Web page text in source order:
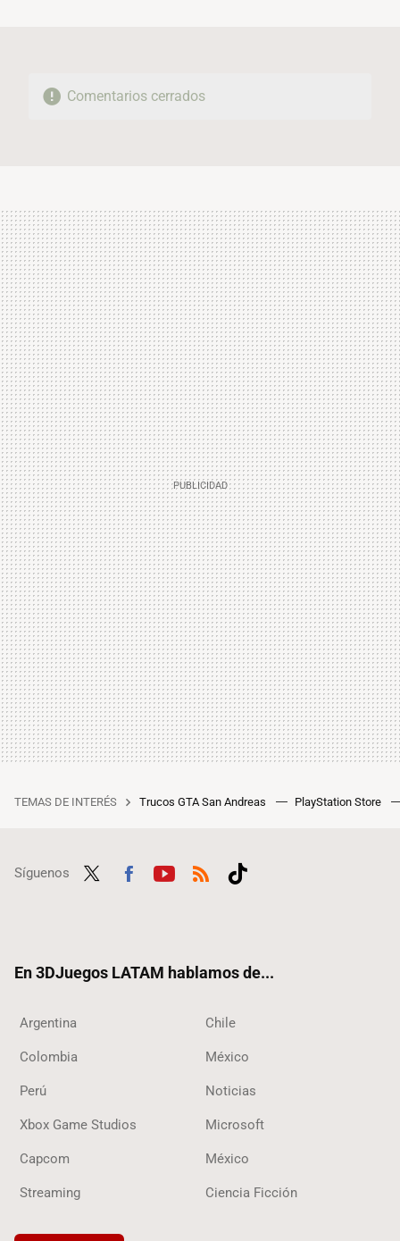
Comentarios cerrados
TEMAS DE INTERÉS Trucos GTA San Andreas PlayStation Store
Síguenos
En 3DJuegos LATAM hablamos de...
Argentina Chile
Colombia México
Perú Noticias
Xbox Game Studios Microsoft
Capcom México
Streaming Ciencia Ficción